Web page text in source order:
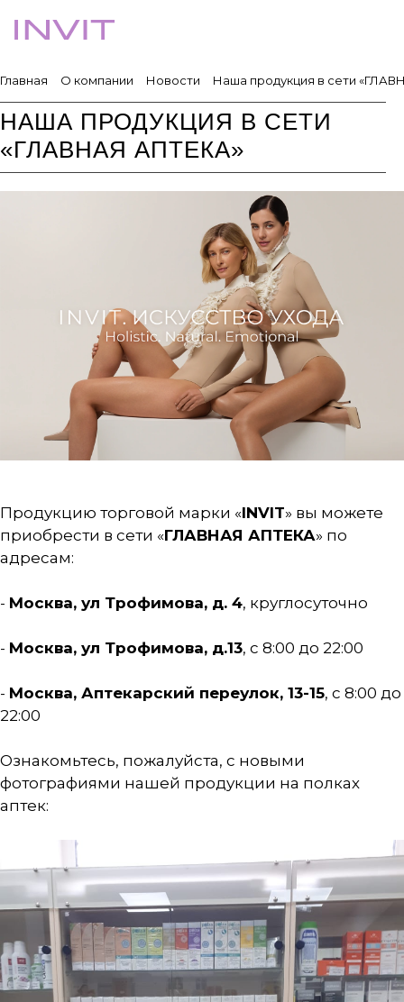
Главная О компании Новости Наша продукция в сети
НАША ПРОДУКЦИЯ В СЕТИ
«ГЛАВНАЯ АПТЕКА»
Продукцию торговой марки «INVIT» вы можете
приобрести в сети «ГЛАВНАЯ АПТЕКА» по
адресам:
- Москва, ул Трофимова, д. 4, круглосуточно
- Москва, ул Трофимова, д.13, с 8:00 до 22:00
- Москва, Аптекарский переулок, 13-15, с 8:00 до
22:00
Ознакомьтесь, пожалуйста, с новыми
фотографиями нашей продукции на полках
аптек: